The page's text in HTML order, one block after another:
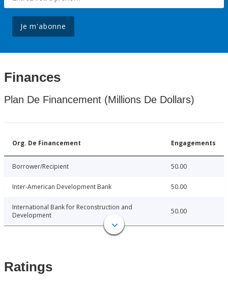
Je m'abonne
Finances
Plan De Financement (Millions De Dollars)
Org. De Financement Engagements
Borrower/Recipient 50.00
Inter-American Development Bank 50.00
International Bank for Reconstruction and
Development
50.00
Ratings